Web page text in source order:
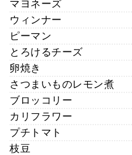
マヨネーズ
ウィンナー
ピーマン
とろけるチーズ
卵焼き
さつまいものレモン煮
ブロッコリー
カリフラワー
プチトマト
枝豆